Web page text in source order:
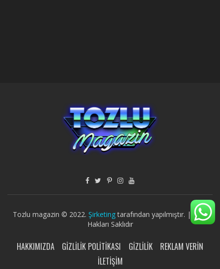
Tozlu magazin © 2022. Şirketingtarafından yapılmıştır. | Tüm
Hakları Saklıdır
HAKKIMIZDA GIZLILIK POLITIKASI GIZLILIK
REKLAM VERIN
İLETIŞIM